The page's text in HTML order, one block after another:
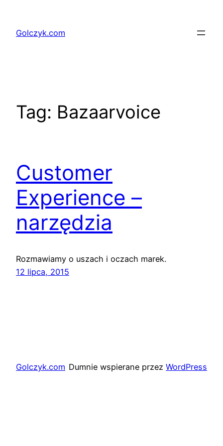
treściGolczyk.com
Tag: Bazaarvoice
Customer
Experience –
narzędzia
Rozmawiamy o uszach i oczach marek.
12 lipca, 2015
Golczyk.com Dumnie wspierane przez WordPress